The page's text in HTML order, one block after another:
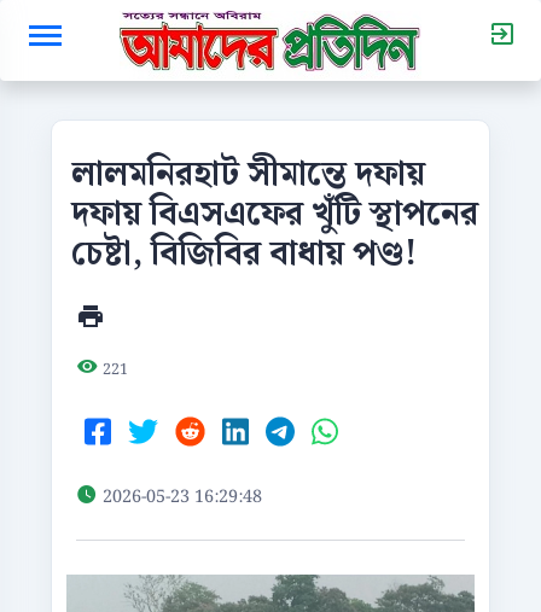
লালমনিরহাট সীমান্তে দফায়
দফায় বিএসএফের খুঁটি স্থাপনের
চেষ্টা, বিজিবির বাধায় পণ্ড!
221
2026-05-23 16:29:48